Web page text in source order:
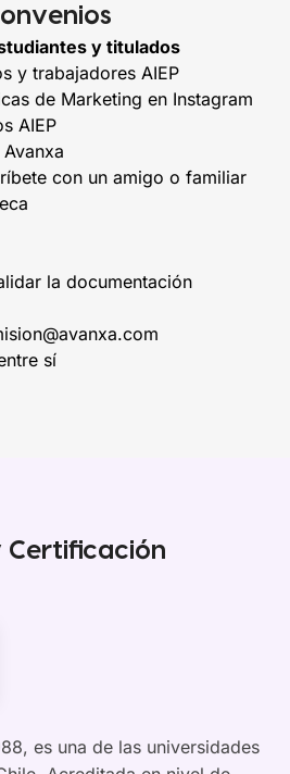
y titulados
y trabajadores AIEP
de Marketing en Instagram
AIEP
con un amigo o familiar
la documentación
sí
Certificación
es una de las universidades